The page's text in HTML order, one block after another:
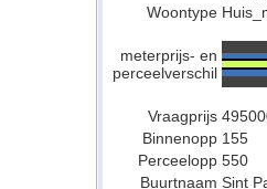
Woontype
meterprijs- en
perceelverschil
Vraagprijs
Binnenopp 155
Perceelopp 550
Buurtnaam Sint